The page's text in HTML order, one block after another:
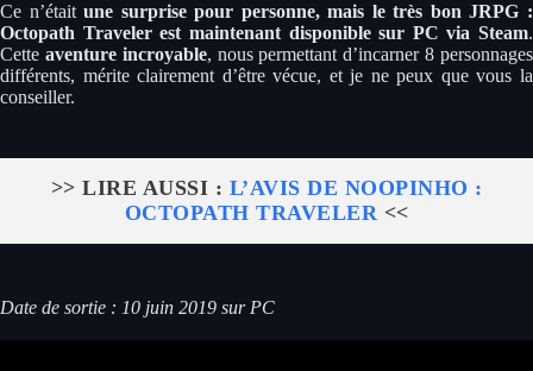
Ce n’étaitune surprise pour personne, mais le très bon JRPG :
Octopath Traveler est maintenant disponible sur PC via Steam.
Cette aventure incroyable, nous permettant d’incarner 8 personnages
différents, mérite clairement d’être vécue, et je ne peux que vous la
conseiller.
>> LIRE AUSSI : L’AVIS DE NOOPINHO :
OCTOPATH TRAVELER <<
Date de sortie : 10 juin 2019 sur PC